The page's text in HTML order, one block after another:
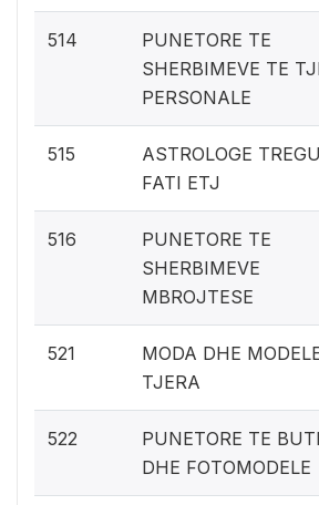
514
PUNETORE TE
SHERBIMEVE TE
PERSONALE
515
ASTROLOGE
FATI ETJ
516
PUNETORE TE
SHERBIMEVE
MBROJTESE
521
MODA DHE
TJERA
522
PUNETORE TE
DHE FOTOMODELE